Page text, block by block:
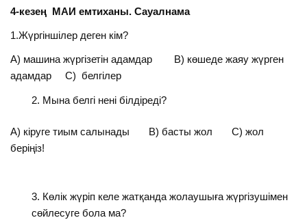
4-кезең МАИ емтиханы. Сауалнама
1.Жүргіншілер деген кім?
А) машина жүргізетін адамдар В) көшеде жаяу жүрген
адамдар С) белгілер
Мына белгі нені білдіреді?
А) кіруге тиым салынады В) басты жол С) жол
беріңіз!
Көлік жүріп келе жатқанда жолаушыға жүргізушімен
сөйлесуге бола ма?